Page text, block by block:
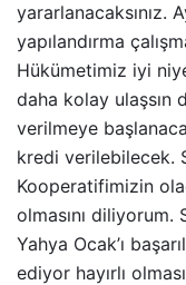
yararlanacaksınız.
yapılandırma
Hükümetimiz iyi
daha kolay ulaşsın
verilmeye
kredi verilebilecek.
Kooperatifimizin
olmasını diliyorum.
Yahya Ocak’ı
ediyor hayırlı